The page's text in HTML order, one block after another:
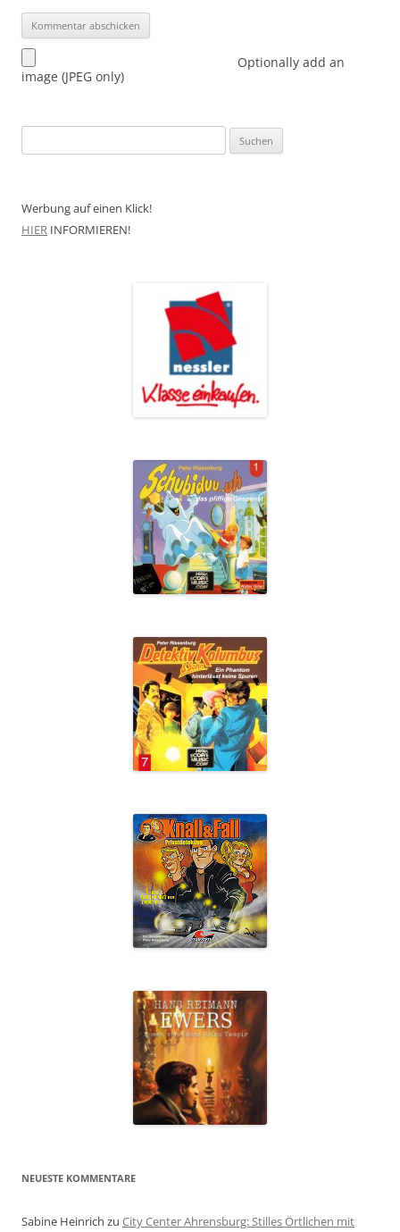
Optionally add an
image (JPEG only)
nach:
Werbung auf einen Klick!
HIER INFORMIEREN!
NEUESTE KOMMENTARE
Sabine Heinrich zu City Center Ahrensburg: Stilles Örtlichen mit